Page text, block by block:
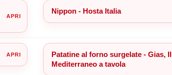
Nippon - Hosta Italia
Patatine al forno surgelate - Gias, Il
Mediterraneo a tavola